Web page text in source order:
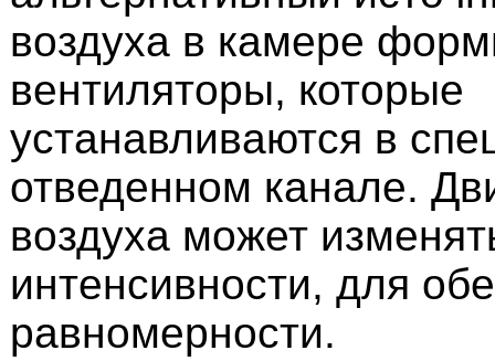
воздуха в камере
вентиляторы, которые
устанавливаются в
отведенном канале.
воздуха может
интенсивности, для
равномерности.